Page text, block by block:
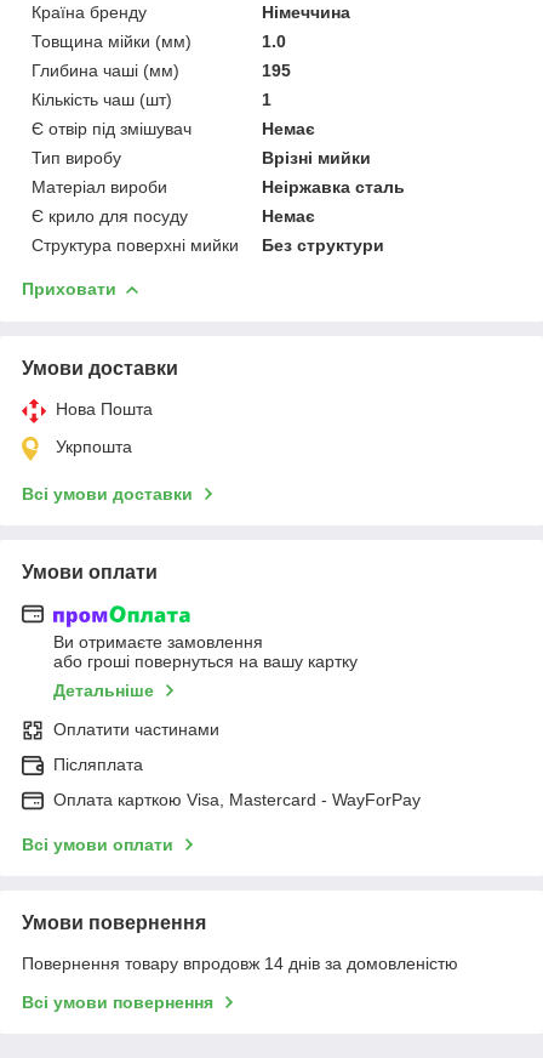
Країна бренду
Німеччина
Товщина мійки (мм)
1.0
Глибина чаші (мм)
195
Кількість чаш (шт)
1
Є отвір під змішувач
Немає
Тип виробу
Врізні мийки
Матеріал вироби
Неіржавка сталь
Є крило для посуду
Немає
Структура поверхні мийки
Без структури
Приховати
Умови доставки
Нова Пошта
Укрпошта
Всі умови доставки
Умови оплати
Ви отримаєте замовлення
або гроші повернуться на вашу картку
Детальніше
Оплатити частинами
Післяплата
Оплата карткою Visa, Mastercard - WayForPay
Всі умови оплати
Умови повернення
Повернення товару впродовж 14 днів за домовленістю
Всі умови повернення